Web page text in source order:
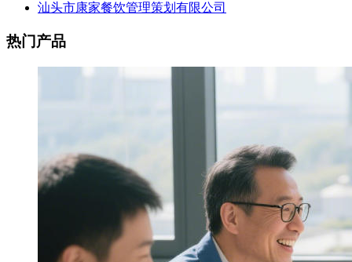
汕头市康家餐饮管理策划有限公司
热门产品